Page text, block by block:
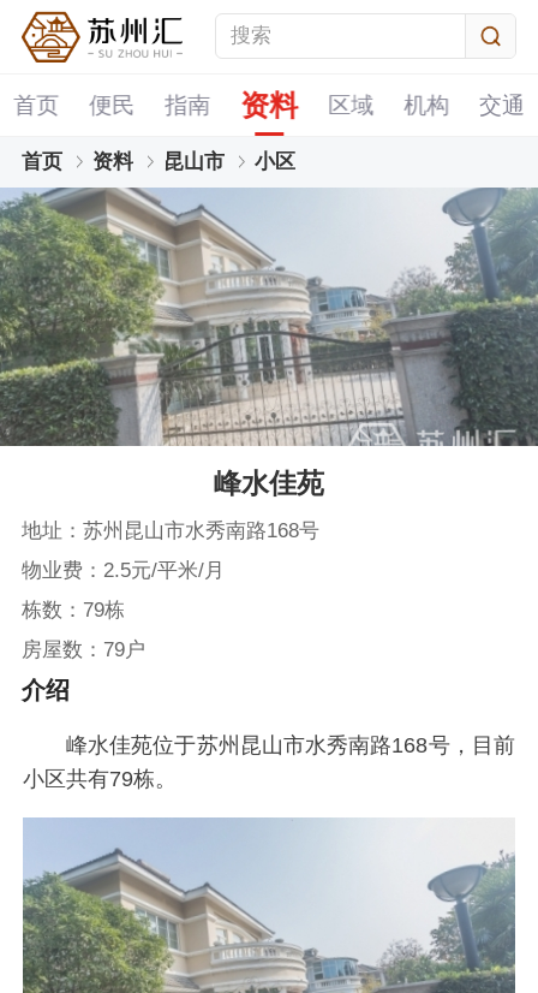
首页 便民 指南 资料 区域 机构 交通
首页 资料 昆山市 小区
峰水佳苑
地址：苏州昆山市水秀南路168号
物业费：2.5元/平米/月
栋数：79栋
房屋数：79户
介绍
峰水佳苑位于苏州昆山市水秀南路168号，目前
小区共有79栋。